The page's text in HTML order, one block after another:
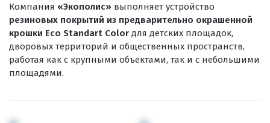
Компания «Экополис» выполняет устройство
резиновых покрытий из предварительно окрашенной
крошки Eco Standart Color для детских площадок,
дворовых территорий и общественных пространств,
работая как с крупными объектами, так и с небольшими
площадями.